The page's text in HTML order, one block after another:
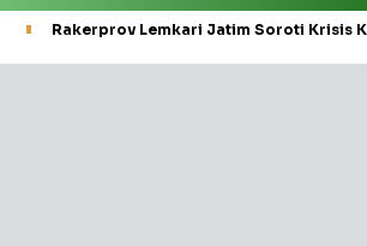
Rakerprov Lemkari Jatim Soroti Krisis